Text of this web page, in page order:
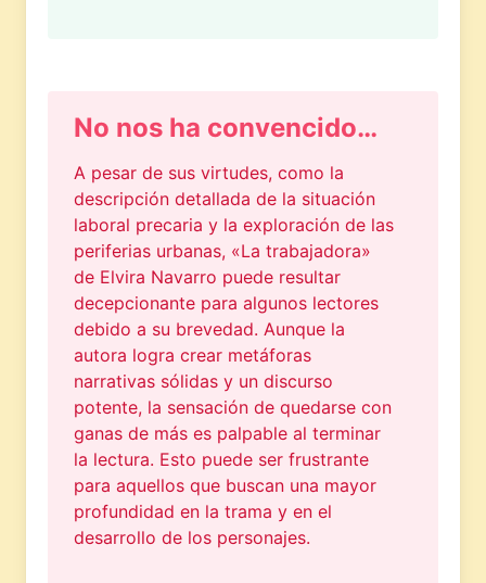
No nos ha convencido…
A pesar de sus virtudes, como la
descripción detallada de la situación
laboral precaria y la exploración de las
periferias urbanas, «La trabajadora»
de Elvira Navarro puede resultar
decepcionante para algunos lectores
debido a su brevedad. Aunque la
autora logra crear metáforas
narrativas sólidas y un discurso
potente, la sensación de quedarse con
ganas de más es palpable al terminar
la lectura. Esto puede ser frustrante
para aquellos que buscan una mayor
profundidad en la trama y en el
desarrollo de los personajes.